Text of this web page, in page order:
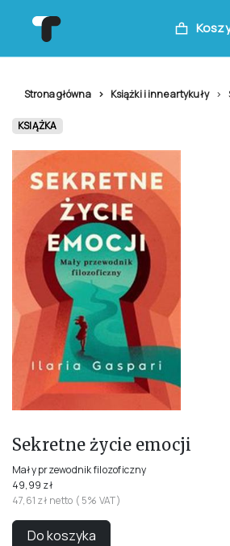
Strona główna Książki i inne artykuły
KSIĄŻKA
Sekretne życie emocji
Mały przewodnik filozoficzny
49,99 zł
47,61 zł netto ( 5% VAT)
Do koszyka